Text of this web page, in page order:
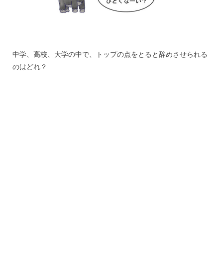
中学、高校、大学の中で、トップの点をとると辞めさせられる
のはどれ？